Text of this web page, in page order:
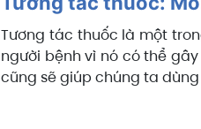
Tương tác thuốc là một
người bệnh vì nó có thể
cũng sẽ giúp chúng ta